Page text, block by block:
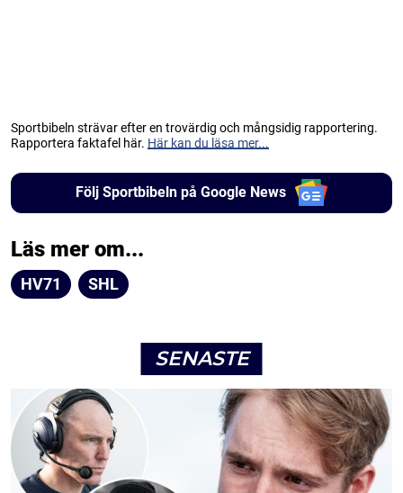
Sportbibeln strävar efter en trovärdig och mångsidig rapportering.
Rapportera faktafel här. Här kan du läsa mer...
Följ Sportbibeln på Google News
Läs mer om...
HV71 SHL
SENASTE